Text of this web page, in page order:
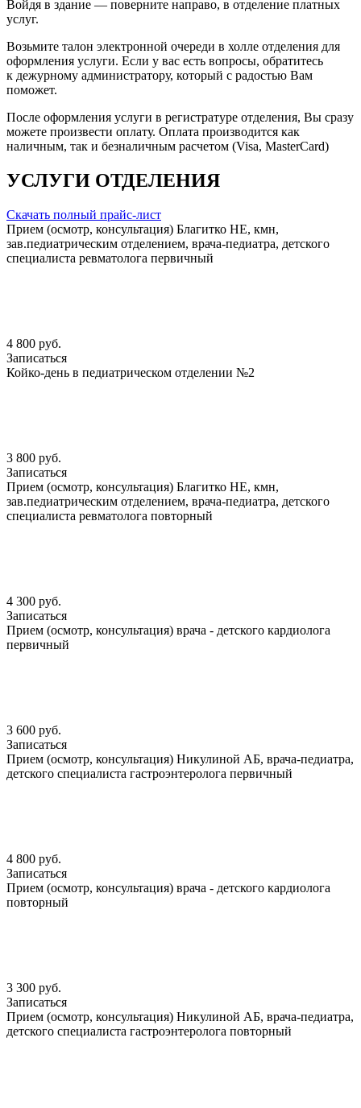
Войдя в здание — поверните направо, в отделение платных
услуг.
Возьмите талон электронной очереди в холле отделения для
оформления услуги. Если у вас есть вопросы, обратитесь
к дежурному администратору, который с радостью Вам
поможет.
После оформления услуги в регистратуре отделения, Вы сразу
можете произвести оплату. Оплата производится как
наличным, так и безналичным расчетом (Visa, MasterCard)
УСЛУГИ ОТДЕЛЕНИЯ
Скачать полный прайс-лист
Прием (осмотр, консультация) Благитко НЕ, кмн,
зав.педиатрическим отделением, врача-педиатра, детского
специалиста ревматолога первичный
4 800 руб.
Записаться
Койко-день в педиатрическом отделении №2
3 800 руб.
Записаться
Прием (осмотр, консультация) Благитко НЕ, кмн,
зав.педиатрическим отделением, врача-педиатра, детского
специалиста ревматолога повторный
4 300 руб.
Записаться
Прием (осмотр, консультация) врача - детского кардиолога
первичный
3 600 руб.
Записаться
Прием (осмотр, консультация) Никулиной АБ, врача-педиатра,
детского специалиста гастроэнтеролога первичный
4 800 руб.
Записаться
Прием (осмотр, консультация) врача - детского кардиолога
повторный
3 300 руб.
Записаться
Прием (осмотр, консультация) Никулиной АБ, врача-педиатра,
детского специалиста гастроэнтеролога повторный